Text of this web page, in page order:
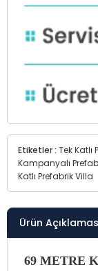
Etiketler : Tek Katlı
Kampanyalı
Katlı Prefabrik Villa
Ürün
69 METRE